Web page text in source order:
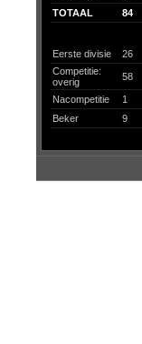
TOTAAL
84
Eerste divisie 26
Competitie:
overig
58
Nacompetitie 1
Beker
9